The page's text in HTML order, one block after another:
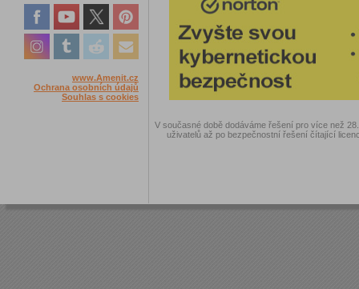
www.Amenit.cz
Ochrana osobních údajů
Souhlas s cookies
V současné době dodáváme řešení pro více než
uživatelů až po bezpečnostní řešení čítající